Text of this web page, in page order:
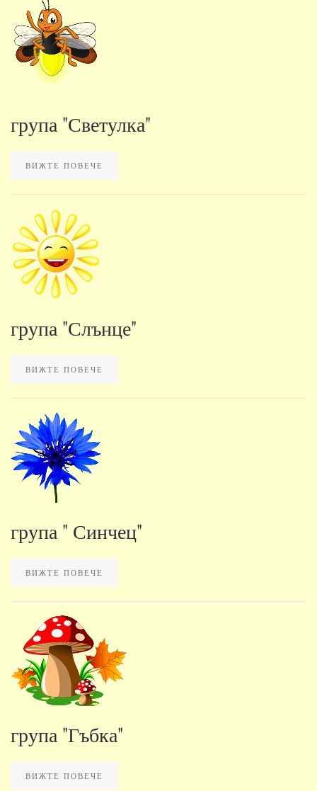
група "Светулка"
ВИЖТЕ ПОВЕЧЕ
група "Слънце"
ВИЖТЕ ПОВЕЧЕ
група " Синчец"
ВИЖТЕ ПОВЕЧЕ
група "Гъбка"
ВИЖТЕ ПОВЕЧЕ